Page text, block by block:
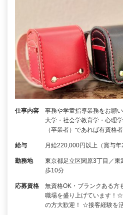
仕事内容
事務や学童指導業務をお願
大学・社会学教育学・心理
（卒業者）であれば有資格
給与 月給220,000円以上（賞与年
勤務地
東京都足立区関原3丁目／東
歩10分
応募資格
無資格OK・ブランクある
職場を盛り上げています！
の方大歓迎！ ☆接客経験を